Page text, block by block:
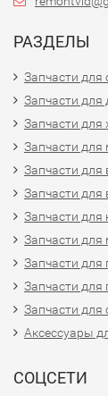
РАЗДЕЛЫ
Запчасти
Запчасти
Запчасти для
Запчасти
Запчасти для
Запчасти
Запчасти
Запчасти для
Запчасти
Запчасти для
Запчасти
Аксессуары
СОЦСЕТИ